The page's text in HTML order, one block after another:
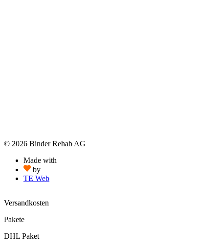
© 2026 Binder Rehab AG
Made with
by
TE Web
Versandkosten
Pakete
DHL Paket